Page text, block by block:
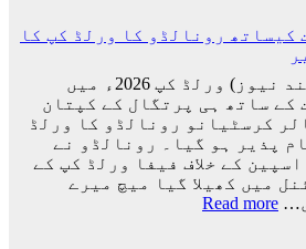
ہوگا:
فاطمہ
ثنا
اپنے
ترین
کھلاڑیوں
میں
سے
ایک
کو
کھو
کیساتھ رونالڈو کا ورلڈ کپ کا
اسلام آباد (مانند نیوز) ورلڈ کپ 2026ء میں
کے ساتھ ہی پرتگال کے کپتان
کرسٹیانو رونالڈو کا ورلڈ
پذیر ہو گیا۔ رونالڈو نے
کے خلاف فیفا ورلڈ کپ کے
میں کھیلا گیا میچ میرے
Read more
: